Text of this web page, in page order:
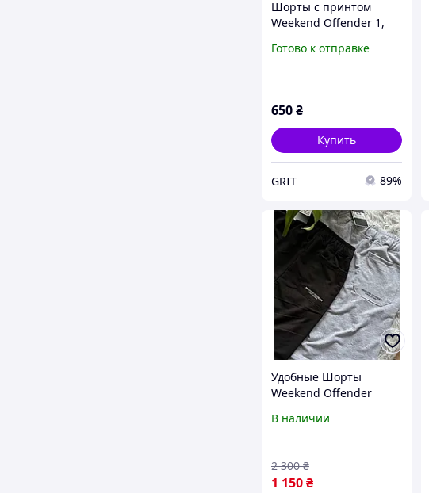
Шорты с принтом
Weekend Offender 1,
Готово к отправке
650₴
Купить
GRIT 89%
Удобные Шорты
Weekend Offender
Офендер Шорты от
лето Week
В наличии
1 150₴
2 300 ₴